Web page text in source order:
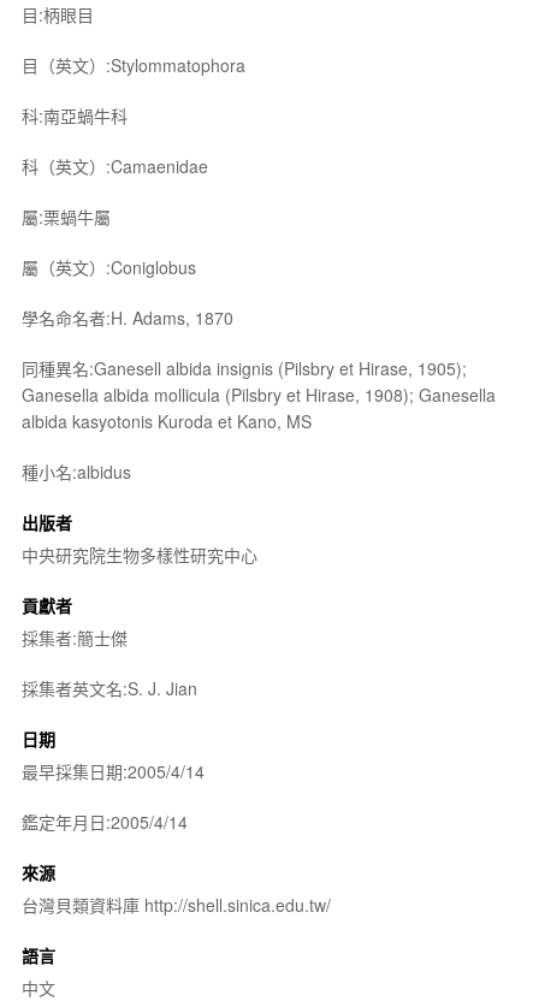
目:柄眼目
目（英文）:Stylommatophora
科:南亞蝸牛科
科（英文）:Camaenidae
屬:栗蝸牛屬
屬（英文）:Coniglobus
學名命名者:H. Adams, 1870
同種異名:Ganesell albida insignis (Pilsbry et Hirase, 1905);
Ganesella albida mollicula (Pilsbry et Hirase, 1908); Ganesella
albida kasyotonis Kuroda et Kano, MS
種小名:albidus
出版者
中央研究院生物多樣性研究中心
貢獻者
採集者:簡士傑
採集者英文名:S. J. Jian
日期
最早採集日期:2005/4/14
鑑定年月日:2005/4/14
來源
台灣貝類資料庫 http://shell.sinica.edu.tw/
語言
中文